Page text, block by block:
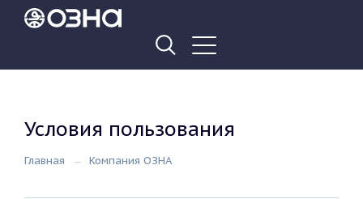
Условия пользования
Главная Компания ОЗНА